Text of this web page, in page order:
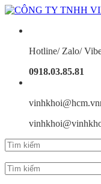
Hotline/ Zalo/
0918.03.85.81